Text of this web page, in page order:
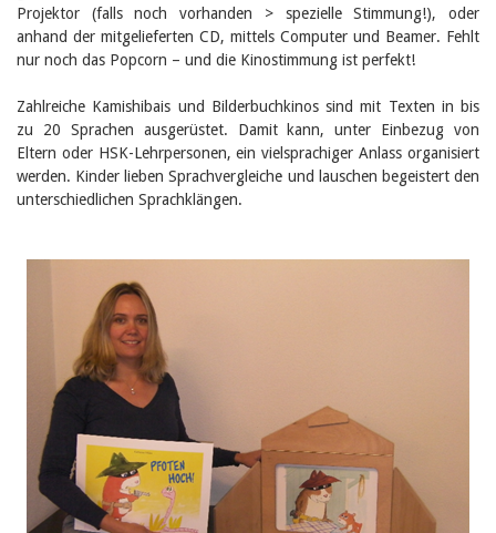
Projektor (falls noch vorhanden > spezielle Stimmung!), oder
anhand der mitgelieferten CD, mittels Computer und Beamer. Fehlt
nur noch das Popcorn – und die Kinostimmung ist perfekt!
Zahlreiche Kamishibais und Bilderbuchkinos sind mit Texten in bis
zu 20 Sprachen ausgerüstet. Damit kann, unter Einbezug von
Eltern oder HSK-Lehrpersonen, ein vielsprachiger Anlass organisiert
werden. Kinder lieben Sprachvergleiche und lauschen begeistert den
unterschiedlichen Sprachklängen.